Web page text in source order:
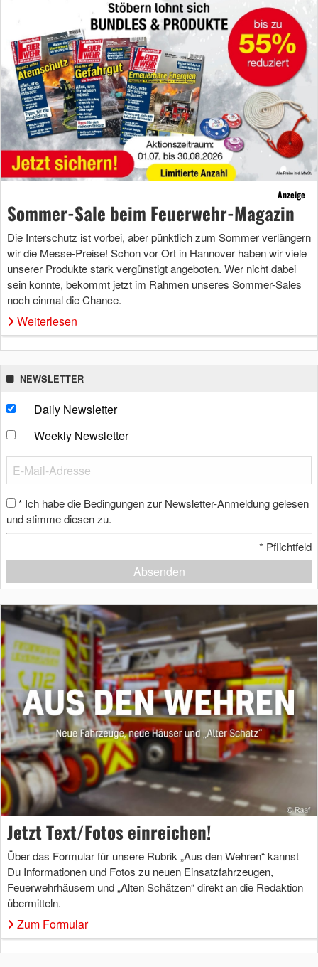
Anzeige
Sommer-Sale beim Feuerwehr-Magazin
Die Interschutz ist vorbei, aber pünktlich zum Sommer verlängern
wir die Messe-Preise! Schon vor Ort in Hannover haben wir viele
unserer Produkte stark vergünstigt angeboten. Wer nicht dabei
sein konnte, bekommt jetzt im Rahmen unseres Sommer-Sales
noch einmal die Chance.
Weiterlesen
NEWSLETTER
Daily Newsletter
Weekly Newsletter
* Ich habe die Bedingungen zur Newsletter-Anmeldung gelesen
und stimme diesen zu.
* Pflichtfeld
Absenden
Jetzt Text/Fotos einreichen!
Über das Formular für unsere Rubrik „Aus den Wehren“ kannst
Du Informationen und Fotos zu neuen Einsatzfahrzeugen,
Feuerwehrhäusern und „Alten Schätzen“ direkt an die Redaktion
übermitteln.
Zum Formular